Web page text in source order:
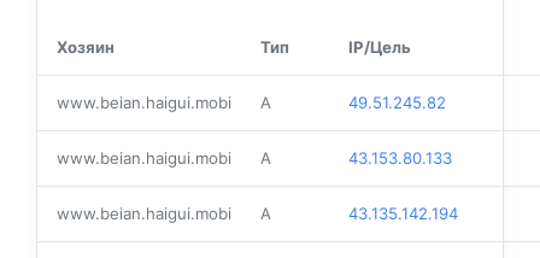
Хозяин Тип IP/Цель
www.beian.haigui.mobi A 49.51.245.82
www.beian.haigui.mobi A 43.153.80.133
www.beian.haigui.mobi A 43.135.142.194